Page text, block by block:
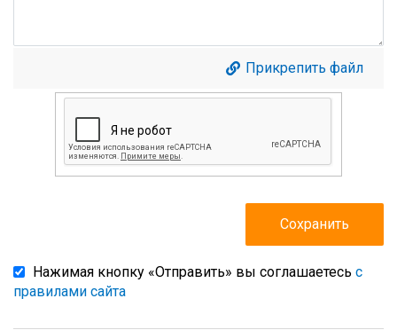
Прикрепить файл
Нажимая кнопку «Отправить» вы соглашаетесь с
правилами сайта